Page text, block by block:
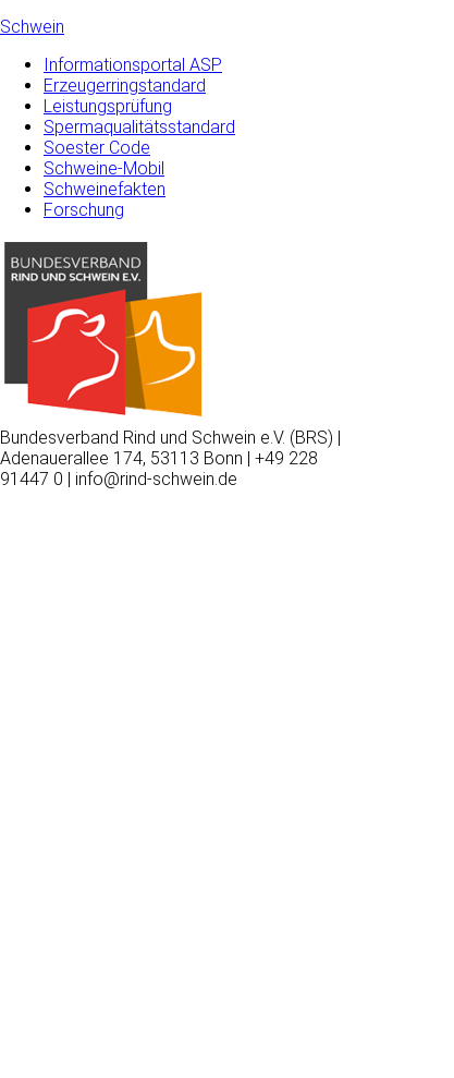
Schwein
Informationsportal ASP
Erzeugerringstandard
Leistungsprüfung
Spermaqualitätsstandard
Soester Code
Schweine-Mobil
Schweinefakten
Forschung
Bundesverband Rind und Schwein e.V. (BRS) |
Adenauerallee 174, 53113 Bonn | +49 228
91447 0 | info@rind-schwein.de